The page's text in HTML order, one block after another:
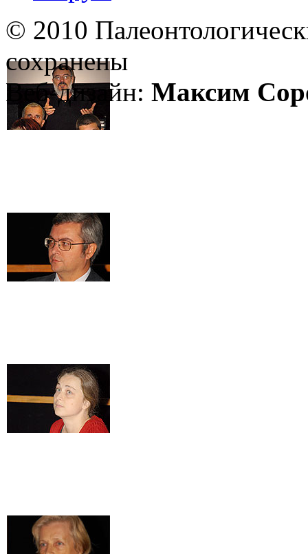
© 2010
сохранены
Веб-дизайн: Максим